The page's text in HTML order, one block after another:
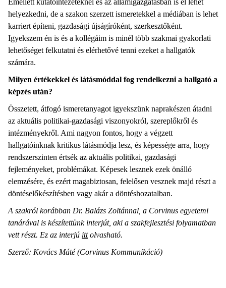
Emellett kutatóintézeteknél és az államigazgatásban is el lehet
helyezkedni, de a szakon szerzett ismeretekkel a médiában is lehet
karriert építeni, gazdasági újságíróként, szerkesztőként.
Igyekszem én is és a kollégáim is minél több szakmai gyakorlati
lehetőséget felkutatni és elérhetővé tenni ezeket a hallgatók
számára.
Milyen értékekkel és látásmóddal fog rendelkezni a hallgató a
képzés után?
Összetett, átfogó ismeretanyagot igyekszünk naprakészen átadni
az aktuális politikai-gazdasági viszonyokról, szereplőkről és
intézményekről. Ami nagyon fontos, hogy a végzett
hallgatóinknak kritikus látásmódja lesz, és képessége arra, hogy
rendszerszinten értsék az aktuális politikai, gazdasági
fejleményeket, problémákat. Képesek lesznek ezek önálló
elemzésére, és ezért magabiztosan, felelősen vesznek majd részt a
döntéselőkészítésben vagy akár a döntéshozatalban.
A szakról korábban Dr. Balázs Zoltánnal, a Corvinus egyetemi
tanárával is készítettünk interjút, aki a szakfejlesztési folyamatban
vett részt. Ez az interjú ittolvasható.
Szerző: Kovács Máté (Corvinus Kommunikáció)